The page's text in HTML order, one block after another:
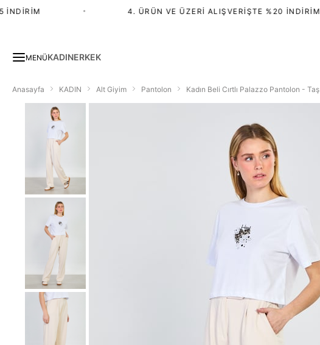
4. ÜRÜN VE ÜZERI ALIŞVERIŞTE %20 İNDIRIM
MENÜKADINERKEK
Anasayfa KADIN Alt Giyim Pantolon Kadın Beli Cırtlı Palazzo Pantolon - Taş